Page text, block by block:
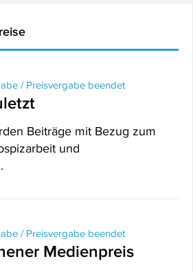
/ Preisvergabe beendet
Beiträge mit Bezug zum
und
/ Preisvergabe beendet
Medienpreis